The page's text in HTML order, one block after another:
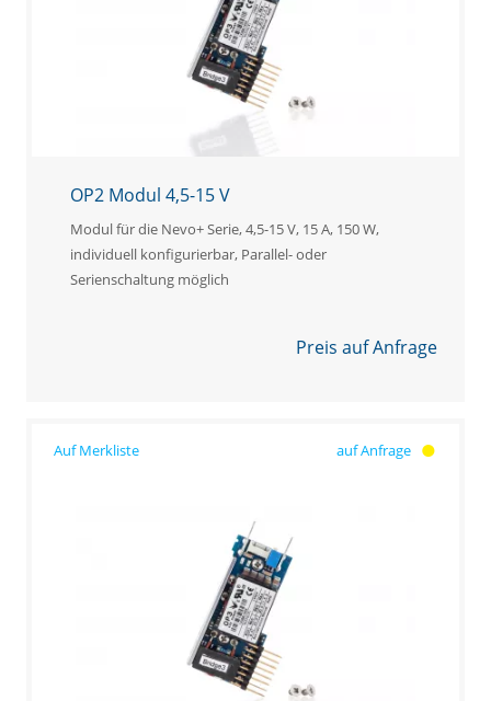
OP2 Modul 4,5-15 V
Modul für die Nevo+ Serie, 4,5-15 V, 15 A, 150 W,
individuell konfigurierbar, Parallel- oder
Serienschaltung möglich
Preis auf Anfrage
auf Anfrage